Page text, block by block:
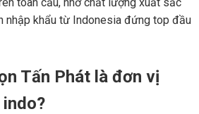
nhập khẩu từ Indonesia đứng top đầu
Tấn Phát là đơn vị